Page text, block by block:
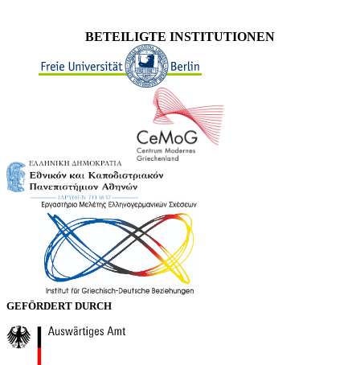
BETEILIGTE INSTITUTIONEN
GEFÖRDERT DURCH